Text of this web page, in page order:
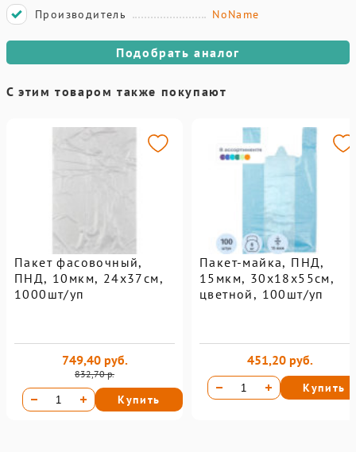
Производитель
NoName
Подобрать аналог
С этим товаром также покупают
Пакет фасовочный,
ПНД, 10мкм, 24х37см,
1000шт/уп
832,70 р.
749,40 руб.
Купить
Пакет-майка, ПНД,
15мкм, 30х18х55см,
цветной, 100шт/уп
451,20 руб.
Купить